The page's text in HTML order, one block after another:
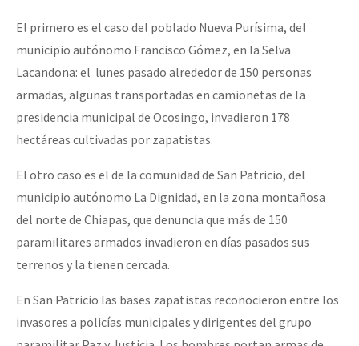
El primero es el caso del poblado Nueva Purísima, del
municipio autónomo Francisco Gómez, en la Selva
Lacandona: el lunes pasado alrededor de 150 personas
armadas, algunas transportadas en camionetas de la
presidencia municipal de Ocosingo, invadieron 178
hectáreas cultivadas por zapatistas.
El otro caso es el de la comunidad de San Patricio, del
municipio autónomo La Dignidad, en la zona montañosa
del norte de Chiapas, que denuncia que más de 150
paramilitares armados invadieron en días pasados sus
terrenos y la tienen cercada.
En San Patricio las bases zapatistas reconocieron entre los
invasores a policías municipales y dirigentes del grupo